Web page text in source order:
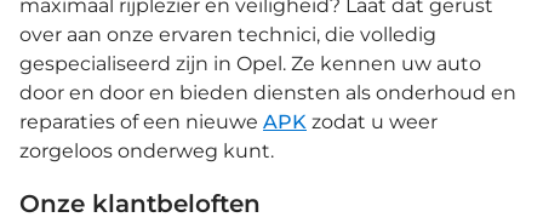
Automatische snelheids begrenzing • Autonomous
Emergency Braking •
Bandenspanningscontrolesysteem •
Bestuurdersairbag • Boordcomputer • Bots
waarschuwing systeem • Buitenspiegels elektrisch
verstelbaar • Buitenspiegels verwarmbaar • Centrale
deurvergrendeling met afstandsbediening • Cruise
detectie • Electronic climate controle • Elektrische
ramen achter • Elektrische ramen voor • Elektronisch
maximaal rijplezier en veiligheid? Laat dat gerust
over aan onze ervaren technici, die volledig
gespecialiseerd zijn in Opel. Ze kennen uw auto
door en door en bieden diensten als onderhoud en
reparaties of een nieuwe APK zodat u weer
zorgeloos onderweg kunt.
Onze klantbeloften